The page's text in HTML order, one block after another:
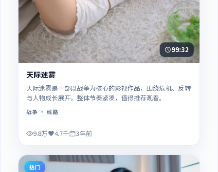
99:32
天际迷雾
天际迷雾是一部以战争为核心的影视作品，围绕危机、反转
与人物成长展开，整体节奏紧凑，值得推荐观看。
战争 · 线路
9.8万 4.7千 3年前
热门